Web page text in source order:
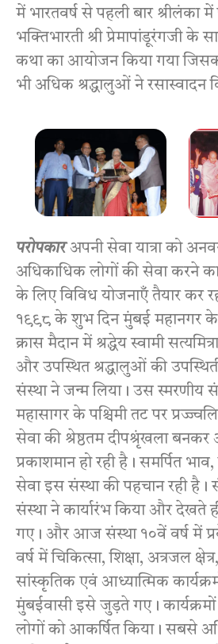
में भारतवर्ष से पहली बार श्रीलंका
भक्तिभारती श्री प्रेमापांडूरंगजी के
कथा का आयोजन किया गया
भी अधिक श्रद्धालुओं ने रसास्वादन
परोपकारअपनी सेवा यात्रा को
अधिकाधिक लोगों की सेवा करने
के लिए विविध योजनाएँ तैयार कर
१९९८ के शुभ दिन मुंबई महानगर के
क्रास मैदान में श्रद्धेय स्वामी
और उपस्थित श्रद्धालुओं की
संस्था ने जन्म लिया। उस स्मरणीय
महासागर के पश्चिमी तट पर
सेवा की श्रेष्ठतम दीपश्रृंखला
प्रकाशमान हो रही है। समर्पित
सेवा इस संस्था की पहचान रही है।
संस्था ने कार्यारंभ किया और देखते
गए। और आज संस्था १०वें वर्ष में
वर्ष में चिकित्सा, शिक्षा, अत्रजल
सांस्कृतिक एवं आध्यात्मिक
मुंबईवासी इसे जुड़ते गए। कार्यक्रमों
लोगों को आकर्षित किया। सबसे